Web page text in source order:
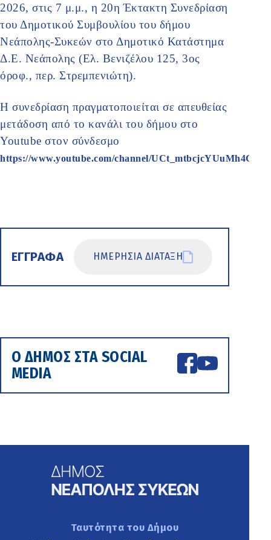
2026, στις 7 μ.μ., η 20η Έκτακτη Συνεδρίαση
του Δημοτικού Συμβουλίου του δήμου
Νεάπολης-Συκεών στο Δημοτικό Κατάστημα
Δ.Ε. Νεάπολης (Ελ. Βενιζέλου 125, 3ος
όροφ., περ. Στρεμπενιώτη).
Η συνεδρίαση πραγματοποιείται σε απευθείας
μετάδοση από το κανάλι του δήμου στο
Youtube στον σύνδεσμο
https://www.youtube.com/channel/
ΕΓΓΡΑΦΑ ΗΜΕΡΗΣΙΑ ΔΙΑΤΑΞΗ
Ο ΔΗΜΟΣ ΣΤΑ SOCIAL
MEDIA
Ταυτότητα του Δήμου